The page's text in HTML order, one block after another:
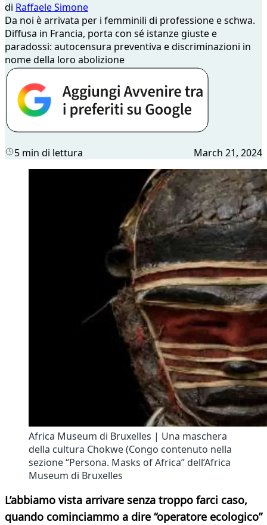
di Raffaele Simone
Da noi è arrivata per i femminili di professione e schwa.
Diffusa in Francia, porta con sé istanze giuste e
paradossi: autocensura preventiva e discriminazioni in
nome della loro abolizione
5 min di lettura March 21, 2024
Africa Museum di Bruxelles | Una maschera
della cultura Chokwe (Congo contenuto nella
sezione “Persona. Masks of Africa” dell’Africa
Museum di Bruxelles
L’abbiamo vista arrivare senza troppo farci caso,
quando cominciammo a dire “operatore ecologico”